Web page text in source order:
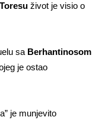
život je visio o
sa Berhantinosom
je ostao
je munjevito